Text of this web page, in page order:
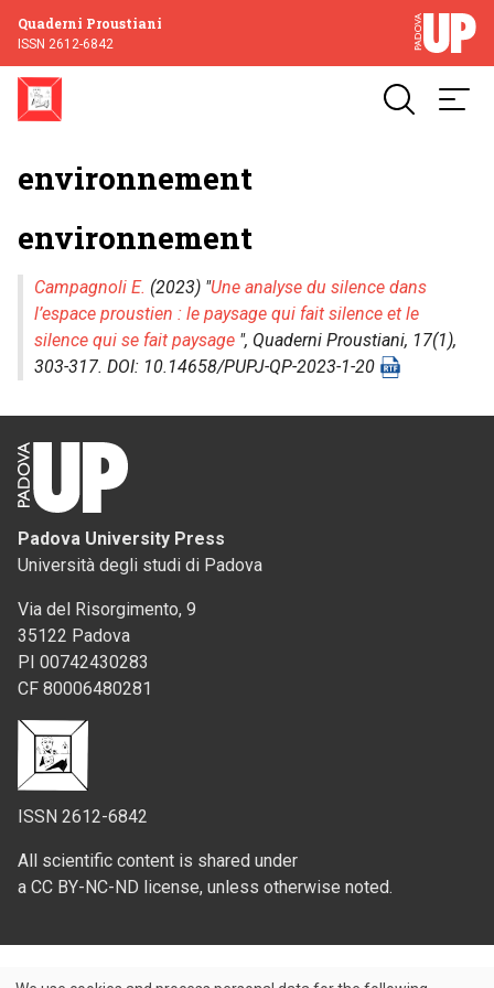
Quaderni Proustiani
ISSN 2612-6842
environnement
environnement
Campagnoli E. (2023) "Une analyse du silence dans
l’espace proustien : le paysage qui fait silence et le
silence qui se fait paysage ", Quaderni Proustiani, 17(1),
303-317. DOI: 10.14658/PUPJ-QP-2023-1-20
Padova University Press
Università degli studi di Padova
Via del Risorgimento, 9
35122 Padova
PI 00742430283
CF 80006480281
ISSN 2612-6842
All scientific content is shared under
a CC BY-NC-ND license, unless otherwise noted.